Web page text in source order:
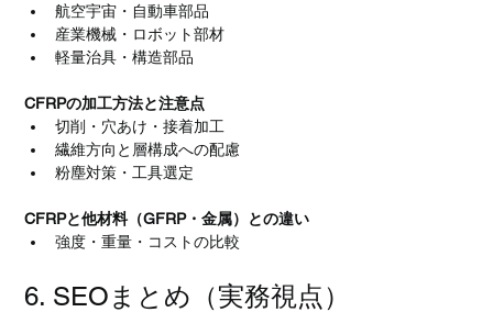
航空宇宙・自動車部品
産業機械・ロボット部材
軽量治具・構造部品
CFRPの加工方法と注意点
切削・穴あけ・接着加工
繊維方向と層構成への配慮
粉塵対策・工具選定
CFRPと他材料（GFRP・金属）との違い
強度・重量・コストの比較
6. SEOまとめ（実務視点）